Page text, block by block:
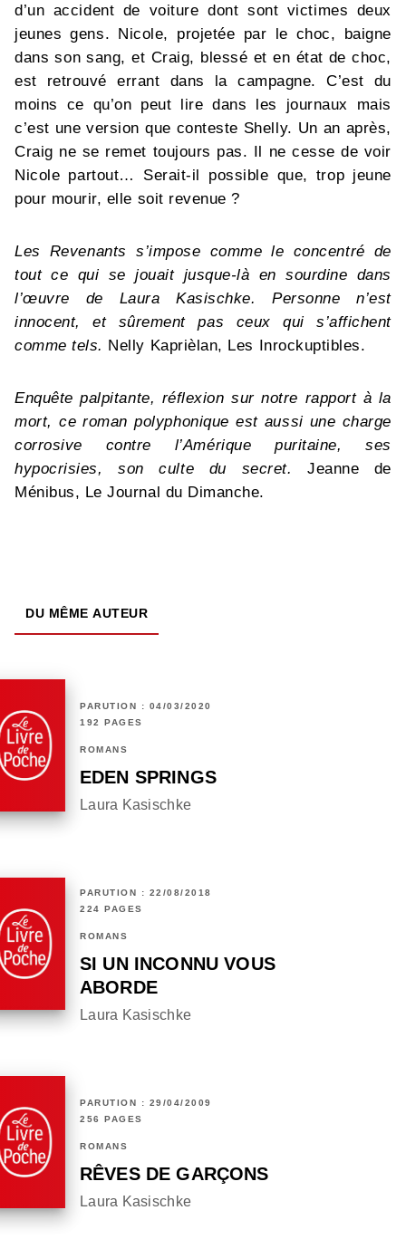
d’un accident de voiture dont sont victimes deux
jeunes gens. Nicole, projetée par le choc, baigne
dans son sang, et Craig, blessé et en état de choc,
est retrouvé errant dans la campagne. C’est du
moins ce qu’on peut lire dans les journaux mais
c’est une version que conteste Shelly. Un an après,
Craig ne se remet toujours pas. Il ne cesse de voir
Nicole partout… Serait-il possible que, trop jeune
pour mourir, elle soit revenue ?
Les Revenants s’impose comme le concentré de
tout ce qui se jouait jusque-là en sourdine dans
l’œuvre de Laura Kasischke. Personne n’est
innocent, et sûrement pas ceux qui s’affichent
comme tels. Nelly Kaprièlan, Les Inrockuptibles.
Enquête palpitante, réflexion sur notre rapport à la
mort, ce roman polyphonique est aussi une charge
corrosive contre l’Amérique puritaine, ses
hypocrisies, son culte du secret.
Jeanne de
Ménibus, Le Journal du Dimanche.
DU MÊME AUTEUR
PARUTION : 04/03/2020
192 PAGES
ROMANS
EDEN SPRINGS
Laura Kasischke
PARUTION : 22/08/2018
224 PAGES
ROMANS
SI UN INCONNU VOUS
ABORDE
Laura Kasischke
PARUTION : 29/04/2009
256 PAGES
ROMANS
RÊVES DE GARÇONS
Laura Kasischke